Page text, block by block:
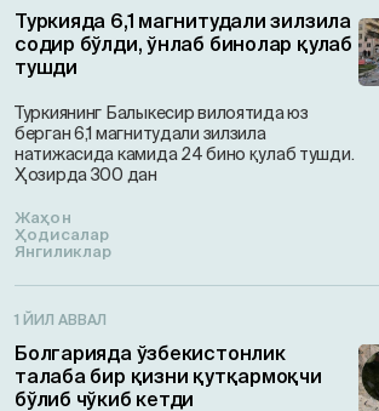
Туркияда 6,1 магнитудали зилзила
содир бўлди, ўнлаб бинолар қулаб
тушди
Туркиянинг Балыкесир вилоятида юз
берган 6,1 магнитудали зилзила
натижасида камида 24 бино қулаб тушди.
Ҳозирда 300 дан
Жаҳон
Ҳодисалар
Янгиликлар
1 ЙИЛ АВВАЛ
Болгарияда ўзбекистонлик
талаба бир қизни қутқармоқчи
бўлиб чўкиб кетди